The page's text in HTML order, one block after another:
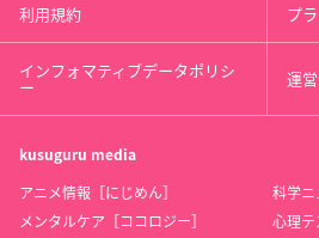
利用規約 プ
インフォマティブデータポリシ
ー 運
kusuguru media
アニメ情報［にじめん］
科学ニ
メンタルケア［ココロジー］
心理テ